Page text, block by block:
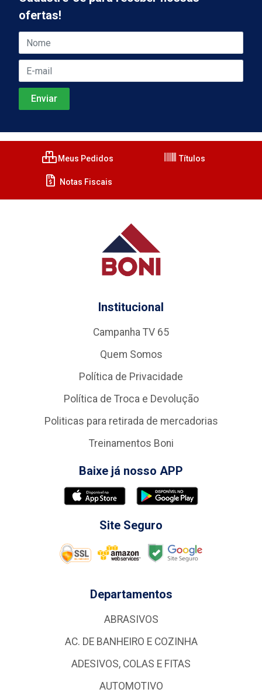
ofertas!
Meus Pedidos Títulos
Notas Fiscais
Institucional
Campanha TV 65
Quem Somos
Política de Privacidade
Política de Troca e Devolução
Politicas para retirada de mercadorias
Treinamentos Boni
Baixe já nosso APP
Site Seguro
Departamentos
ABRASIVOS
AC. DE BANHEIRO E COZINHA
ADESIVOS, COLAS E FITAS
AUTOMOTIVO